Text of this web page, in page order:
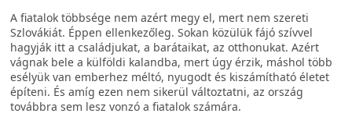
A fiatalok többsége nem azért megy el, mert nem szereti
Szlovákiát. Éppen ellenkezőleg. Sokan közülük fájó szívvel
hagyják itt a családjukat, a barátaikat, az otthonukat. Azért
vágnak bele a külföldi kalandba, mert úgy érzik, máshol több
esélyük van emberhez méltó, nyugodt és kiszámítható életet
építeni. És amíg ezen nem sikerül változtatni, az ország
továbbra sem lesz vonzó a fiatalok számára.